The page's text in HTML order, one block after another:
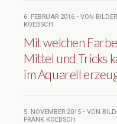
6. FEBRUAR 2016 • VON
KOEBSCH
Mit welchen
Mittel und Tricks
im Aquarell
5. NOVEMBER 2015 • VON
FRANK KOEBSCH